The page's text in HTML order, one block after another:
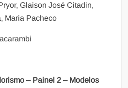
Glaison José Citadin,
Maria Pacheco
– Painel 2 – Modelos